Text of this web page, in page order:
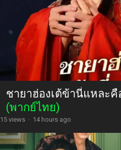
ชายาฮ่องเต้ข้านี่แหละ
(พากย์ไทย)
15 views · 14 hours ago